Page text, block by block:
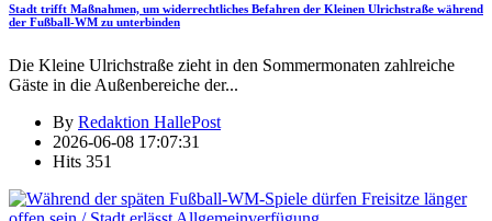
Stadt trifft Maßnahmen, um widerrechtliches Befahren der Kleinen Ulrichstraße während
der Fußball-WM zu unterbinden
Die Kleine Ulrichstraße zieht in den Sommermonaten zahlreiche
Gäste in die Außenbereiche der...
By Redaktion HallePost
2026-06-08 17:07:31
Hits 351